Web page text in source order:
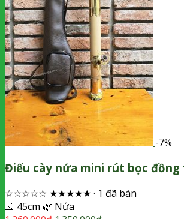
-7%
Điếu cày nứa mini rút bọc
☆☆☆☆☆ ★★★★★ · 1 đã bán
📐 45cm 🌿 Nứa